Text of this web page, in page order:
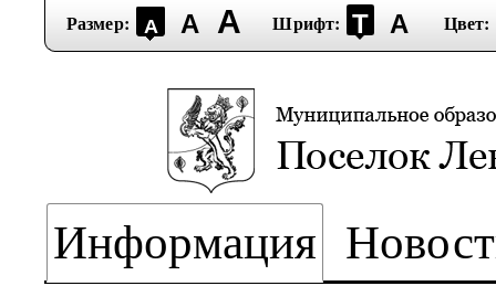
Размер: А А А Шрифт: Т А Цвет:
Информация